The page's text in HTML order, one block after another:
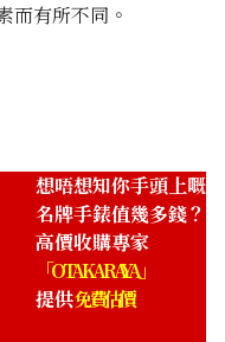
Ingenieur Mission
IW323601 Navy
而有所不同。
想唔想知你手頭上嘅
名牌手錶值幾多錢？
高價收購專家
「OTAKARAYA」
提供免費估價